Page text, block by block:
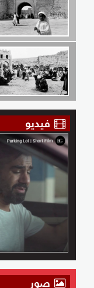
فيديو
صور